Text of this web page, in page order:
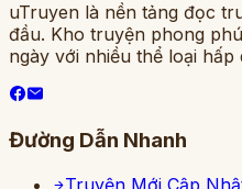
uTruyen là nền tảng đọc
đầu. Kho truyện phong
ngày với nhiều thể loại hấp
Đường Dẫn Nhanh
Truyện Mới Cập